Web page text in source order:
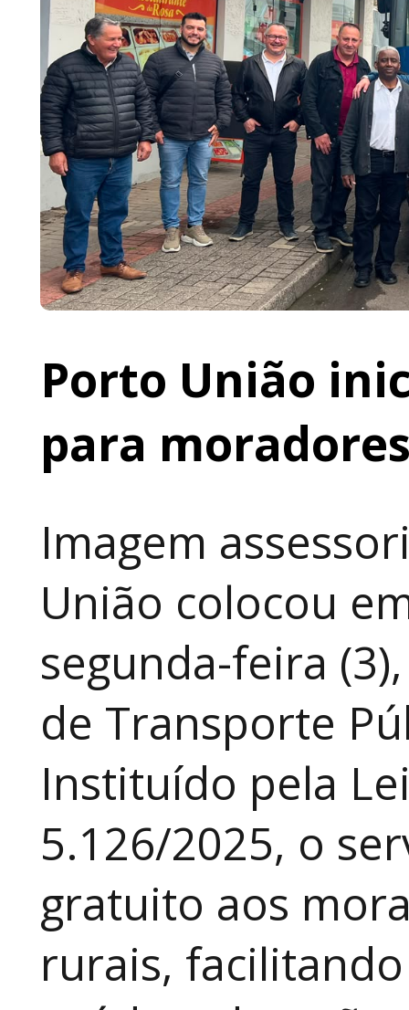
Porto União
para
Imagem
União colocou
segunda-feira
de Transporte
Instituído pela
5.126/2025, o
gratuito aos
rurais,